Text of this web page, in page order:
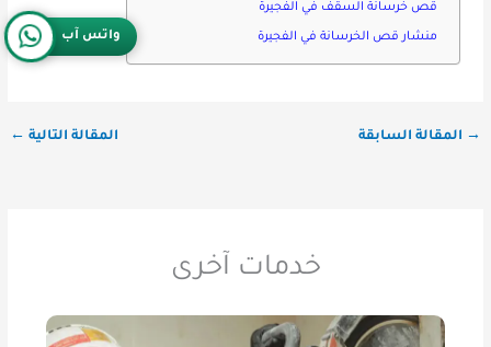
قص خرسانة السقف في الفجيرة
منشار قص الخرسانة في الفجيرة
→ المقالة السابقة المقالة التالية ←
خدمات آخرى
واتس آب